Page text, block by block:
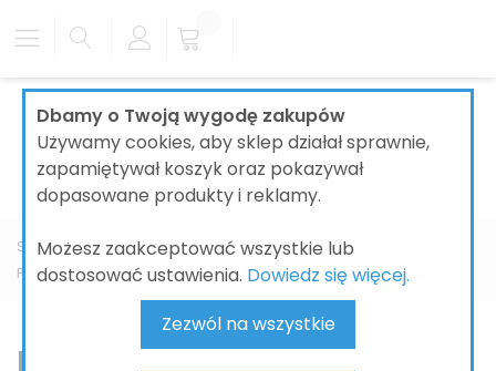
Dbamy o Twoją wygodę zakupów
Używamy cookies, aby sklep działał sprawnie,
zapamiętywał koszyk oraz pokazywał
dopasowane produkty i reklamy.
Możesz zaakceptować wszystkie lub
dostosować ustawienia. Dowiedz się więcej.
Zezwól na wszystkie
Strona główna ŁAZIENKI
CERAMIKA ŁAZIENKOWA
PRODUCENT
DURAVIT Durastyle